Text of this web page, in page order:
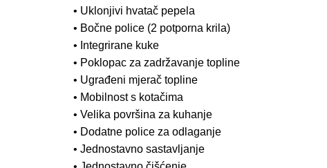
• Uklonjivi hvatač pepela
• Bočne police (2 potporna krila)
• Integrirane kuke
• Poklopac za zadržavanje topline
• Ugrađeni mjerač topline
• Mobilnost s kotačima
• Velika površina za kuhanje
• Dodatne police za odlaganje
• Jednostavno sastavljanje